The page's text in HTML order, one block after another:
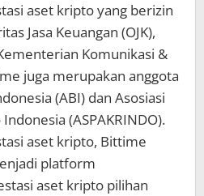
aset kripto yang berizin
Jasa Keuangan (OJK),
Komunikasi &
juga merupakan anggota
(ABI) dan Asosiasi
(ASPAKRINDO).
aset kripto, Bittime
platform
aset kripto pilihan